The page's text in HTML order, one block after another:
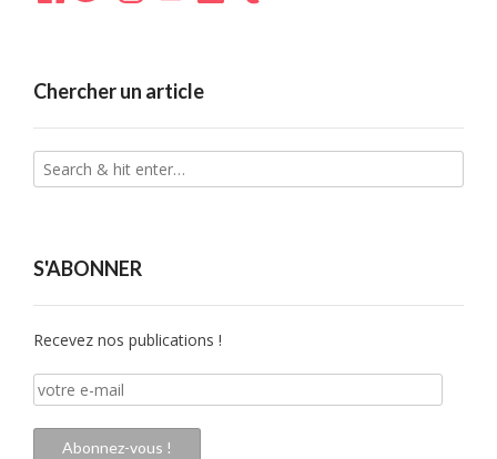
Chercher un article
S'ABONNER
Recevez nos publications !
votre
e-
mail
Abonnez-vous !